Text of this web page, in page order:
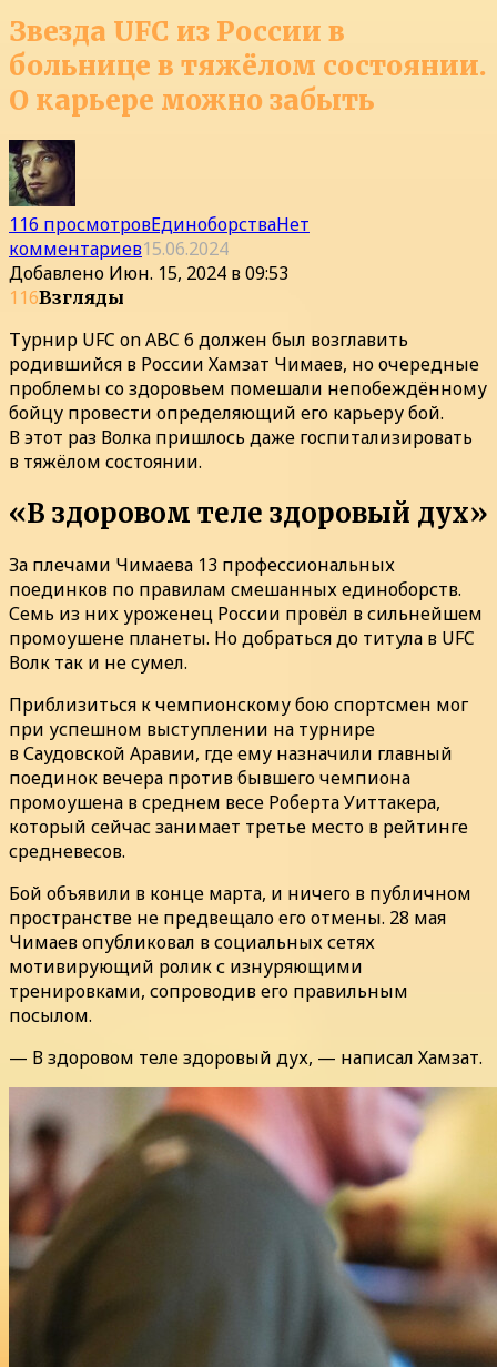
Звезда UFC из России в
больнице в тяжёлом состоянии.
О карьере можно забыть
116 просмотровЕдиноборстваНет
комментариев15.06.2024
Добавлено Июн. 15, 2024 в 09:53
116Взгляды
Турнир UFC on ABC 6 должен был возглавить
родившийся в России Хамзат Чимаев, но очередные
проблемы со здоровьем помешали непобеждённому
бойцу провести определяющий его карьеру бой.
В этот раз Волка пришлось даже госпитализировать
в тяжёлом состоянии.
«В здоровом теле здоровый дух»
За плечами Чимаева 13 профессиональных
поединков по правилам смешанных единоборств.
Семь из них уроженец России провёл в сильнейшем
промоушене планеты. Но добраться до титула в UFC
Волк так и не сумел.
Приблизиться к чемпионскому бою спортсмен мог
при успешном выступлении на турнире
в Саудовской Аравии, где ему назначили главный
поединок вечера против бывшего чемпиона
промоушена в среднем весе Роберта Уиттакера,
который сейчас занимает третье место в рейтинге
средневесов.
Бой объявили в конце марта, и ничего в публичном
пространстве не предвещало его отмены. 28 мая
Чимаев опубликовал в социальных сетях
мотивирующий ролик с изнуряющими
тренировками, сопроводив его правильным
посылом.
— В здоровом теле здоровый дух, — написал Хамзат.